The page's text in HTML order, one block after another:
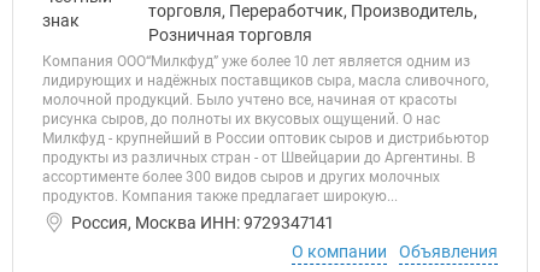
торговля, Переработчик, Производитель,
Розничная торговля
Компания OOO“Милкфуд” уже более 10 лет является одним из
лидирующих и надёжных поставщиков сыра, масла сливочного,
молочной продукций. Было учтено все, начиная от красоты
рисунка сыров, до полноты их вкусовых ощущений. О нас
Милкфуд - крупнейший в России оптовик сыров и дистрибьютор
продукты из различных стран - от Швейцарии до Аргентины. В
ассортименте более 300 видов сыров и других молочных
продуктов. Компания также предлагает широкую...
Россия, Москва ИНН: 9729347141
О компании
Объявления